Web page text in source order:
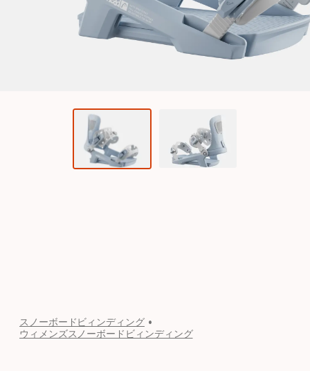
スノーボードビィンディング
ウィメンズスノーボードビィンディング